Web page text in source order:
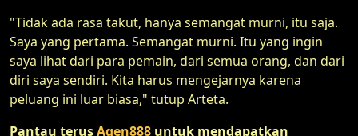
"Tidak ada rasa takut, hanya semangat murni, itu saja.
Saya yang pertama. Semangat murni. Itu yang ingin
saya lihat dari para pemain, dari semua orang, dan dari
diri saya sendiri. Kita harus mengejarnya karena
peluang ini luar biasa," tutup Arteta.
Pantau terusAgen888 untuk mendapatkan